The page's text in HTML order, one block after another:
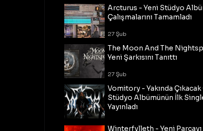
Arcturus - Yeni Stüdyo
Çalışmalarını Tamamladı
27 Şub
The Moon And The
Yeni Şarkısını Tanıttı
27 Şub
Vomitory - Yakında
Stüdyo Albümünün İlk
Yayınladı
Winterfylleth - Yeni Parçayı